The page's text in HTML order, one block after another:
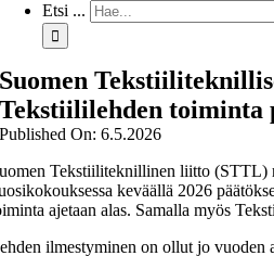
Etsi ...
Suomen
Tekstiililehden toiminta
Published On: 6.5.2026
Tekstiiliteknillinen liitto (STTL)
keväällä 2026
ajetaan alas. Samalla myös
ilmestyminen on ollut jo vuoden